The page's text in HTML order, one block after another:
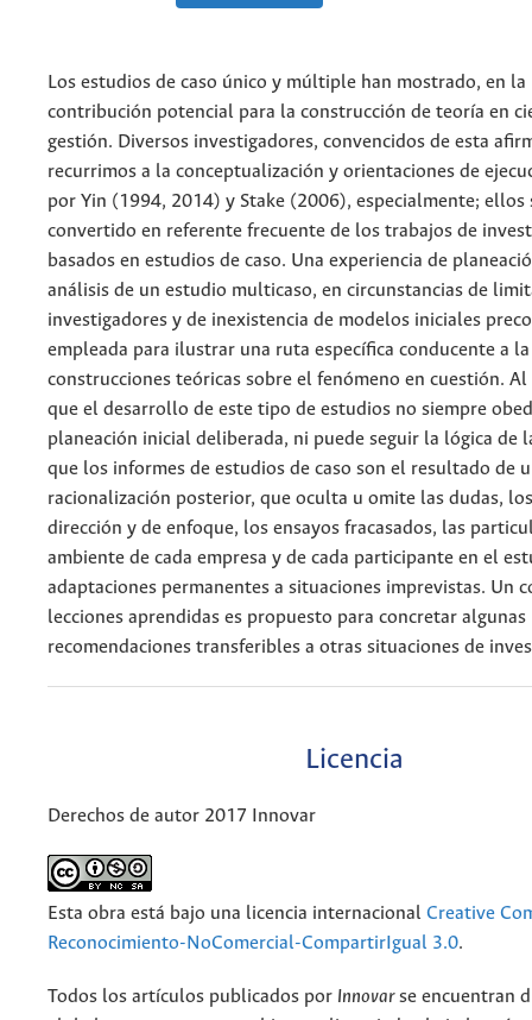
Los estudios de caso único y múltiple han mostrado, en la
contribución potencial para la construcción de teoría en
gestión. Diversos investigadores, convencidos de esta
recurrimos a la conceptualización y orientaciones de
por Yin (1994, 2014) y Stake (2006), especialmente; ellos
convertido en referente frecuente de los trabajos de
basados en estudios de caso. Una experiencia de
análisis de un estudio multicaso, en circunstancias de
investigadores y de inexistencia de modelos iniciales
empleada para ilustrar una ruta específica conducente a
construcciones teóricas sobre el fenómeno en cuestión.
que el desarrollo de este tipo de estudios no siempre
planeación inicial deliberada, ni puede seguir la lógica de
que los informes de estudios de caso son el resultado de
racionalización posterior, que oculta u omite las dudas,
dirección y de enfoque, los ensayos fracasados, las
ambiente de cada empresa y de cada participante en el
adaptaciones permanentes a situaciones imprevistas. Un
lecciones aprendidas es propuesto para concretar algunas
recomendaciones transferibles a otras situaciones de
Licencia
Derechos de autor 2017 Innovar
Esta obra está bajo una licencia internacional Creative
Reconocimiento-NoComercial-CompartirIgual 3.0.
Todos los artículos publicados por Innovarse encuentran